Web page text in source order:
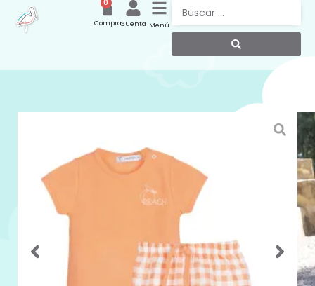
Menú
Cuenta
0
Compras